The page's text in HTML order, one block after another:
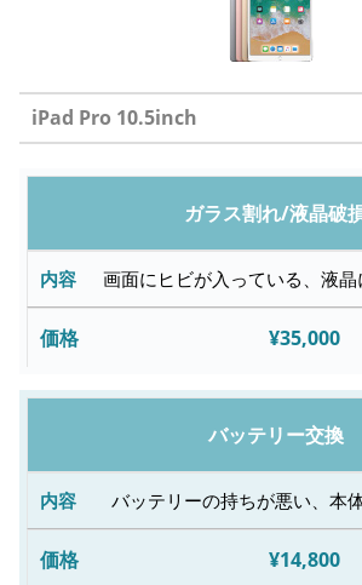
iPad Pro 10.5inch
理
内
容
故
容
修
ガラス割れ/液晶破
画面にヒビが入っている、液
¥35,000
バッテリー交換
バッテリーの持ちが悪い、本
¥14,800